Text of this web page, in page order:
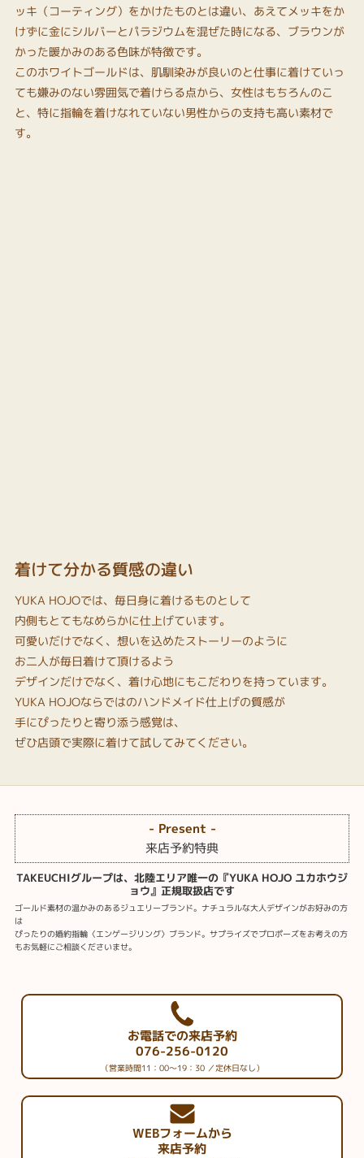
ッキ（コーティング）をかけたものとは違い、あえてメッキをか
けずに金にシルバーとパラジウムを混ぜた時になる、ブラウンが
かった暖かみのある色味が特徴です。
このホワイトゴールドは、肌馴染みが良いのと仕事に着けていっ
ても嫌みのない雰囲気で着けらる点から、女性はもちろんのこ
と、特に指輪を着けなれていない男性からの支持も高い素材で
す。
着けて分かる質感の違い
YUKA HOJOでは、毎日身に着けるものとして
内側もとてもなめらかに仕上げています。
可愛いだけでなく、想いを込めたストーリーのように
お二人が毎日着けて頂けるよう
デザインだけでなく、着け心地にもこだわりを持っています。
YUKA HOJOならではのハンドメイド仕上げの質感が
手にぴったりと寄り添う感覚は、
ぜひ店頭で実際に着けて試してみてください。
- Present -
来店予約特典
TAKEUCHIグループは、北陸エリア唯一の『YUKA HOJO ユカホウジ
ョウ』正規取扱店です
ゴールド素材の温かみのあるジュエリーブランド。ナチュラルな大人デザインがお好みの方
は
ぴったりの婚約指輪〈エンゲージリング〉ブランド。サプライズでプロポーズをお考えの方
もお気軽にご相談くださいませ。
お電話での来店予約
076-256-0120
（営業時間11：00～19：30 ／定休日なし）
WEBフォームから
来店予約